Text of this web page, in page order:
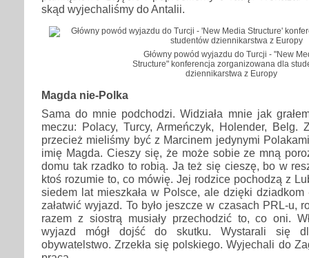
skąd wyjechaliśmy do Antalii.
Główny powód wyjazdu do Turcji - "New
Structure" konferencja zorganizowana dla
dziennikarstwa z Europy
Magda nie-Polka
Sama do mnie podchodzi. Widziała mnie jak
meczu: Polacy, Turcy, Armeńczyk, Holender, Belg.
przecież mieliśmy być z Marcinem jedynymi
imię Magda. Cieszy się, że może sobie ze mną
domu tak rzadko to robią. Ja też się cieszę, bo w
ktoś rozumie to, co mówię. Jej rodzice pochodzą z
siedem lat mieszkała w Polsce, ale dzięki dziadkom
załatwić wyjazd. To było jeszcze w czasach PRL-u,
razem z siostrą musiały przechodzić to, co oni.
wyjazd mógł dojść do skutku. Wystarali się
obywatelstwo. Zrzekła się polskiego. Wyjechali do